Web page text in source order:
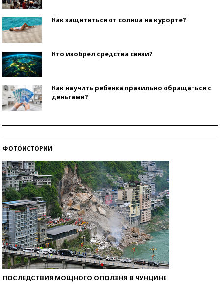
Как защититься от солнца на курорте?
Кто изобрел средства связи?
Как научить ребенка правильно обращаться с
деньгами?
ФОТОИСТОРИИ
ПОСЛЕДСТВИЯ МОЩНОГО ОПОЛЗНЯ В ЧУНЦИНЕ